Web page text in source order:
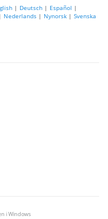
| Deutsch | Español |
Nederlands | Nynorsk | Svenska
i Windows